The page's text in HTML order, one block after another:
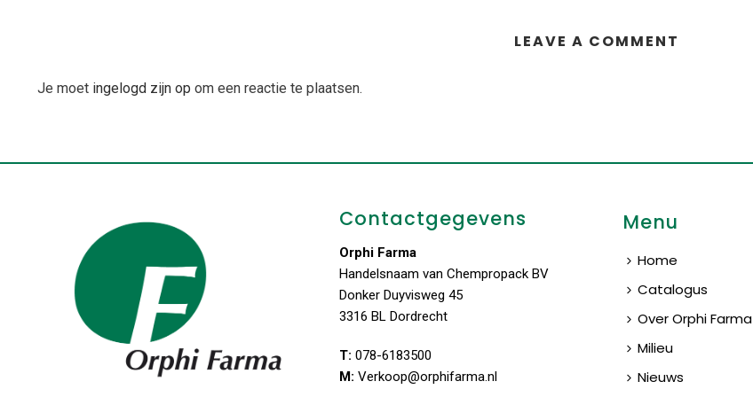
LEAVE A COMMENT
Je moet ingelogd zijn op om een reactie te plaatsen.
Contactgegevens
Orphi Farma
Handelsnaam van Chempropack BV
Donker Duyvisweg 45
3316 BL Dordrecht
T: 078-6183500
M: Verkoop@orphifarma.nl
Menu
Home
Catalogus
Over Orphi Farma
Milieu
Nieuws